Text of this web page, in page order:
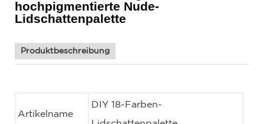
hochpigmentierte Nude-
Lidschattenpalette
Produktbeschreibung
Artikelname
DIY 18-Farben-